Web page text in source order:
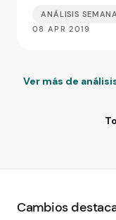
ANÁLISIS
08 APR 2019
Ver más de
Cambios